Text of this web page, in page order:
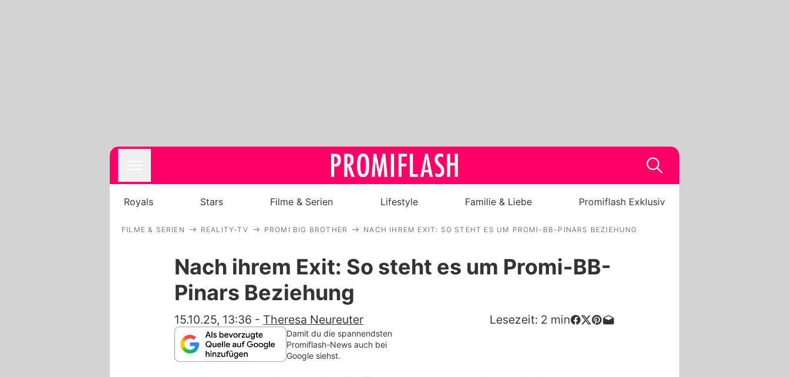
Royals
Stars
Familie & Liebe
Royals Stars Filme & Serien Lifestyle Familie & Liebe Promiflash Exklusiv
FILME & SERIEN REALITY-TV PROMI BIG BROTHER NACH IHREM EXIT: SO STEHT ES UM PROMI-BB-PINARS BEZIEHUNG
Nach ihrem Exit: So steht es um Promi-BB-
Pinars Beziehung
15.10.25, 13:36 - Theresa Neureuter Lesezeit: 2 min
Damit du die spannendsten
Promiflash-News auch bei
Google siehst.